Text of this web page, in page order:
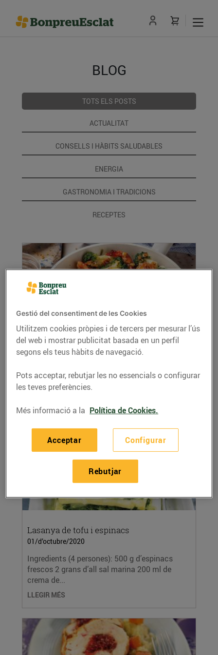
BLOG
TOTS ELS POSTS
ACTUALITAT
CONSELLS I HÀBITS SALUDABLES
ENERGIA
GASTRONOMIA I TRADICIONS
RECEPTES
Gambes amb bròquil i mel
06/d’octubre/2020
Ingredients per a 4 persones 500 g de gambes
1 bròquil 150 g de mel 1/4 de tassa de...
Lasanya de tofu i espinacs
01/d’octubre/2020
Ingredients (4 persones): 500 g d’espinacs
frescos 2 grans d’all sal marina 200 ml de
crema de...
LLEGIR MÉS
Gestió del consentiment de les Cookies
Utilitzem cookies pròpies i de tercers per mesurar l’ús
del web i mostrar publicitat basada en un perfil
segons els teus hàbits de navegació.
Pots acceptar, rebutjar les no essencials o configurar
les teves preferències.
Més informació a la Política de Cookies.
Configurar
Rebutjar
Acceptar